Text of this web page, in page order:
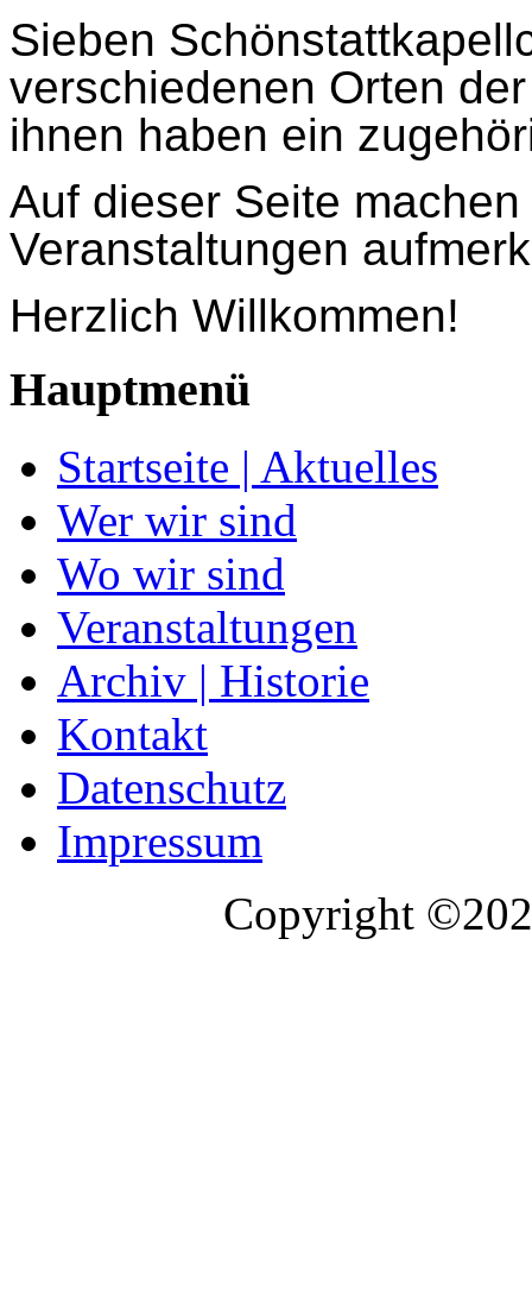
Sieben
verschiedenen Orten
ihnen haben ein
Auf dieser Seite
Veranstaltungen
Herzlich Willkommen!
Hauptmenü
Startseite | Aktuelles
Wer wir sind
Wo wir sind
Veranstaltungen
Archiv | Historie
Kontakt
Datenschutz
Impressum
Copyright